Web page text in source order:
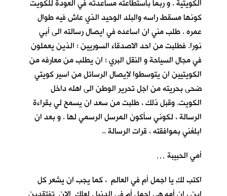
الكويتية . و ربما باستطاعته مساعدته في العودة للكويت
كونها مسقط راسه والبلد الوحيد الذي عاش فيه طوال
عمره . طلب مني ان اساعده في ايصال رسالته الى أبي
نورا. فطلبت من احد الاصدقاء السوريين ؛ الذين يعملون
في مجال السياحة و النقل البري ؛ ان يطلب من معارفه من
الكويتيين ان يتوسطوا لإيصال الرسائل من اسير كويتي
ضحى بحريته من اجل تحرير الوطن الى اهله داخل
الكويت. وقبل ذلك ، طلبت من سعد ان يسمح لي بقراءة
الرسالة ، لكوني سأكون المرسل الرسمي لها . و بعد ان
ابلغني بموافقته ، قرات الرسالة ..
أمي الحبيبة …
اكتب لكِ يا اجمل أم في العالم ، كما يجب ان يشعر كل